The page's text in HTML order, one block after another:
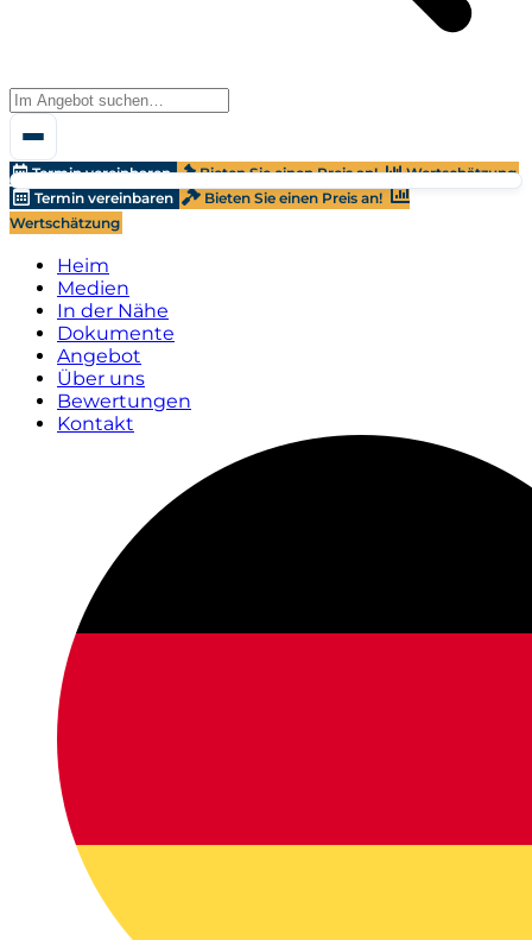
Termin vereinbaren Bieten Sie einen Preis an!
Wertschätzung
Termin vereinbaren
Bieten Sie einen Preis an!
Wertschätzung
Heim
Medien
In der Nähe
Dokumente
Angebot
Über uns
Bewertungen
Kontakt